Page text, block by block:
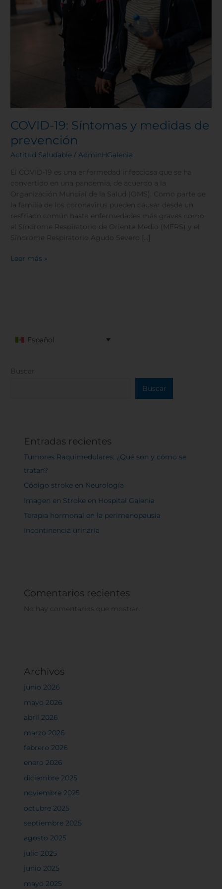
COVID-19: Síntomas y medidas de
prevención
Actitud Saludable / AdminHGalenia
El COVID-19 es una enfermedad infecciosa que se ha
convertido en una pandemia, de acuerdo a la
Organización Mundial de la Salud (OMS). Como parte de
la familia de los coronavirus pueden causar desde un
resfriado común hasta enfermedades más graves como
el Síndrome Respiratorio de Oriente Medio (MERS) y el
Síndrome Respiratorio Agudo Severo […]
Leer más »
Español
Buscar
Buscar
Entradas recientes
Tumores Raquimedulares: ¿Qué son y cómo se
tratan?
Código stroke en Neurología
Imagen en Stroke en Hospital Galenia
Terapia hormonal en la perimenopausia
Incontinencia urinaria
Comentarios recientes
No hay comentarios que mostrar.
Archivos
junio 2026
mayo 2026
abril 2026
marzo 2026
febrero 2026
enero 2026
diciembre 2025
noviembre 2025
octubre 2025
septiembre 2025
agosto 2025
julio 2025
junio 2025
mayo 2025